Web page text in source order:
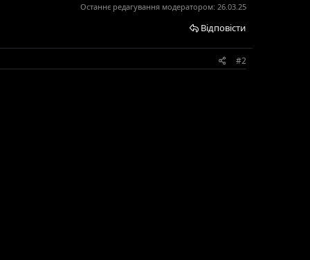
Останнє редагування модератором: 26.03.25
Відповісти
#2